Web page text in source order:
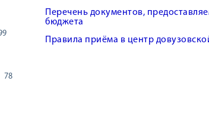
78
Перечень документов,
бюджета
Правила приёма в центр